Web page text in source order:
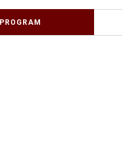
PROGRAM